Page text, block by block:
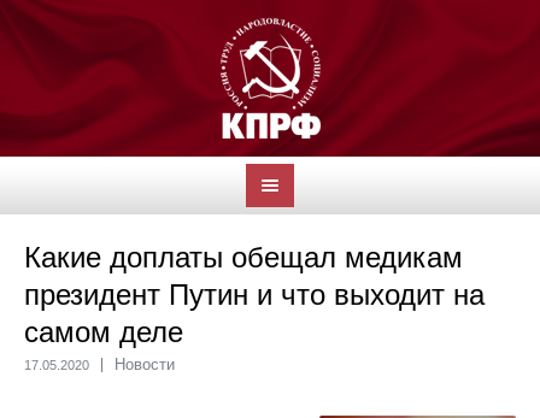
Какие доплаты обещал медикам
президент Путин и что выходит на
самом деле
17.05.2020 Новости